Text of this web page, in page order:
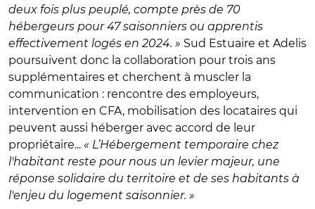
deux fois plus peuplé, compte près de 70
hébergeurs pour 47 saisonniers ou apprentis
effectivement logés en 2024. » Sud Estuaire et Adelis
poursuivent donc la collaboration pour trois ans
supplémentaires et cherchent à muscler la
communication : rencontre des employeurs,
intervention en CFA, mobilisation des locataires qui
peuvent aussi héberger avec accord de leur
propriétaire... « L’Hébergement temporaire chez
l'habitant reste pour nous un levier majeur, une
réponse solidaire du territoire et de ses habitants à
l'enjeu du logement saisonnier. »